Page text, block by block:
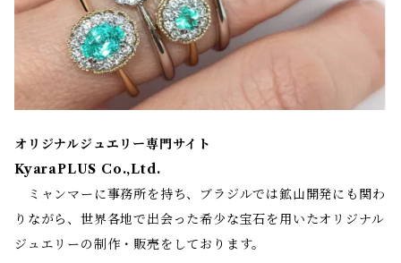
オリジナルジュエリー専門サイト
KyaraPLUS Co.,Ltd.
ミャンマーに事務所を持ち、ブラジルでは鉱山開発にも関わ
りながら、世界各地で出会った希少な宝石を用いたオリジナル
ジュエリーの制作・販売をしております。